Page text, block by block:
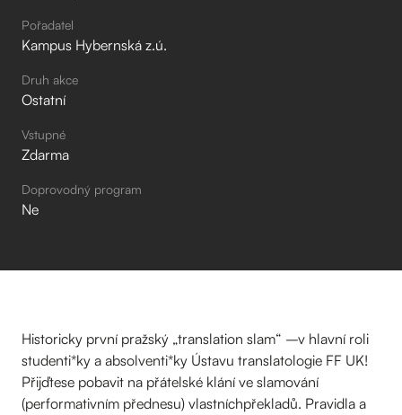
Pořadatel
Kampus Hybernská z.ú.
Druh akce
Ostatní
Vstupné
Zdarma
Doprovodný program
Ne
Historicky první pražský „translation slam“ –v hlavní roli
studenti*ky a absolventi*ky Ústavu translatologie FF UK!
Přijďtese pobavit na přátelské klání ve slamování
(performativním přednesu) vlastníchpřekladů. Pravidla a